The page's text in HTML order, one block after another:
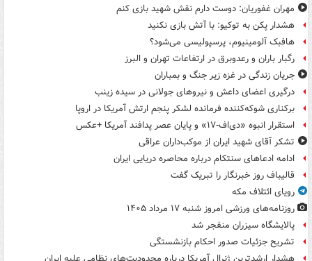
مهران غفوریان: دوست دارم نقش شهید بازی کنم
هشدار پکن به توکیو: با آتش بازی نکنید
هافبک آلومینیوم، پرسپولیسی می‌شود؟
رگبار باران و رعدوبرق در ارتفاعات تهران و البرز
جریان زندگی در غزه زیر جنگ و بمباران
درگیری اعضای داعش و نیروهای جولانی در سیده زینب
برکناری شوکه‌کننده فرمانده لشکر پنجم ارتش آمریکا در اروپا
استقرار انبوه «دی‌اف‑۱۷» و پایان عصر پدافند آمریکا +عکس
تشکر آقای شهید ایران از موکب‌داران عراقی
ادامه ادعاهای سنتکام درباره محاصره دریایی ایران
قالیباف روز خبرنگار را تبریک گفت
رویای ائتلاف مکه
روزنامه‌های ورزشی امروز ‌شنبه ۱۷ مرداد ۱۴۰۵
پالایشگاه سیزران منفجر شد
تشریح جزئیات صدور احکام بازنشستگی